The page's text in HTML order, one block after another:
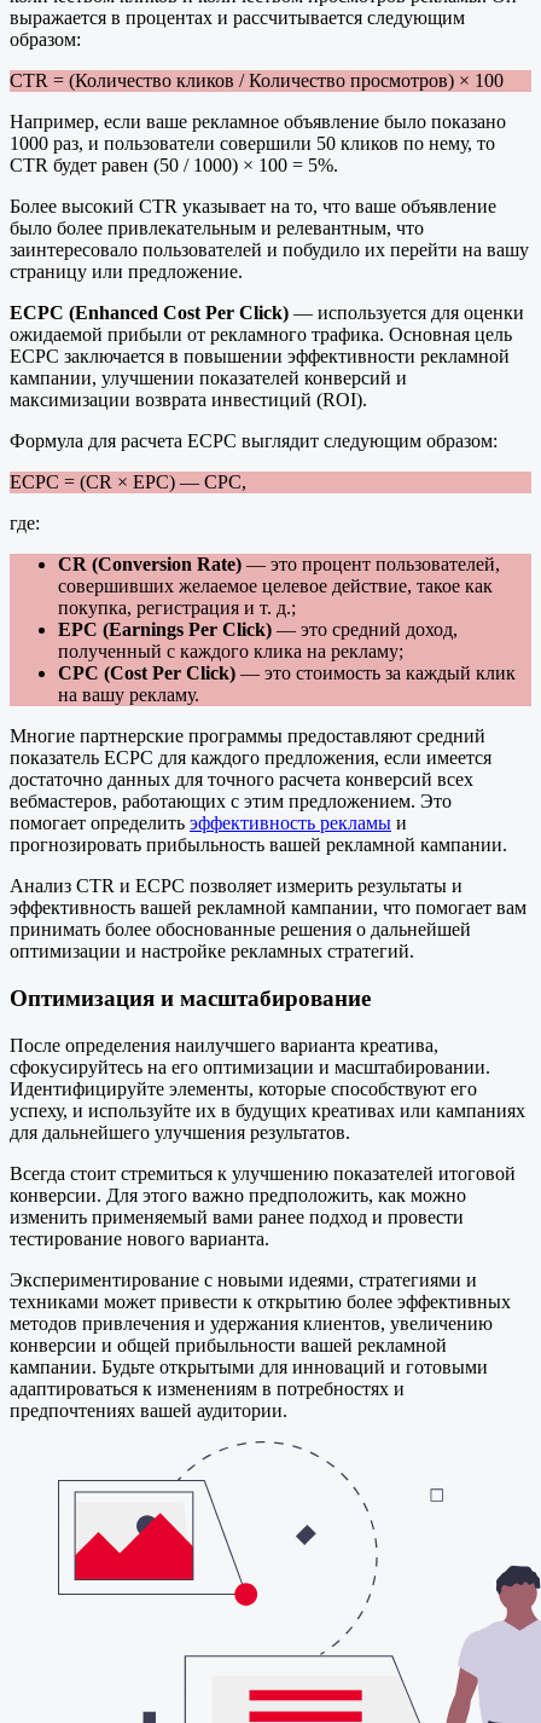
выражается в процентах и рассчитывается следующим
образом:
CTR = (Количество кликов / Количество просмотров) × 100
Например, если ваше рекламное объявление было показано
1000 раз, и пользователи совершили 50 кликов по нему, то
CTR будет равен (50 / 1000) × 100 = 5%.
Более высокий CTR указывает на то, что ваше объявление
было более привлекательным и релевантным, что
заинтересовало пользователей и побудило их перейти на вашу
страницу или предложение.
ECPC (Enhanced Cost Per Click) — используется для оценки
ожидаемой прибыли от рекламного трафика. Основная цель
ECPC заключается в повышении эффективности рекламной
кампании, улучшении показателей конверсий и
максимизации возврата инвестиций (ROI).
Формула для расчета ECPC выглядит следующим образом:
ECPC = (CR × EPC) — CPC,
где:
CR (Conversion Rate) — это процент пользователей,
совершивших желаемое целевое действие, такое как
покупка, регистрация и т. д.;
EPC (Earnings Per Click) — это средний доход,
полученный с каждого клика на рекламу;
CPC (Cost Per Click) — это стоимость за каждый клик
на вашу рекламу.
Многие партнерские программы предоставляют средний
показатель ECPC для каждого предложения, если имеется
достаточно данных для точного расчета конверсий всех
вебмастеров, работающих с этим предложением. Это
помогает определить эффективность рекламы и
прогнозировать прибыльность вашей рекламной кампании.
Анализ CTR и ECPC позволяет измерить результаты и
эффективность вашей рекламной кампании, что помогает вам
принимать более обоснованные решения о дальнейшей
оптимизации и настройке рекламных стратегий.
Оптимизация и масштабирование
После определения наилучшего варианта креатива,
сфокусируйтесь на его оптимизации и масштабировании.
Идентифицируйте элементы, которые способствуют его
успеху, и используйте их в будущих креативах или кампаниях
для дальнейшего улучшения результатов.
Всегда стоит стремиться к улучшению показателей итоговой
конверсии. Для этого важно предположить, как можно
изменить применяемый вами ранее подход и провести
тестирование нового варианта.
Экспериментирование с новыми идеями, стратегиями и
техниками может привести к открытию более эффективных
методов привлечения и удержания клиентов, увеличению
конверсии и общей прибыльности вашей рекламной
кампании. Будьте открытыми для инноваций и готовыми
адаптироваться к изменениям в потребностях и
предпочтениях вашей аудитории.